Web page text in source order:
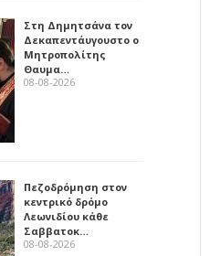
Στη Δημητσάνα τον
Δεκαπεντάυγουστο ο
Μητροπολίτης
Θαυμα…
08-08-2026
Πεζοδρόμηση στον
κεντρικό δρόμο
Λεωνιδίου κάθε
Σαββατοκ…
08-08-2026